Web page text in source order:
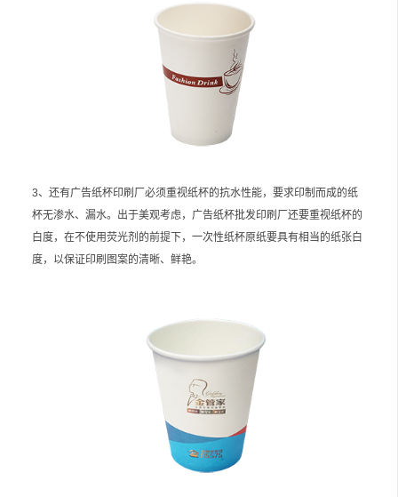
3、还有广告纸杯印刷厂必须重视纸杯的抗水性能，要求印制而成的纸
杯无渗水、漏水。出于美观考虑，广告纸杯批发印刷厂还要重视纸杯的
白度，在不使用荧光剂的前提下，一次性纸杯原纸要具有相当的纸张白
度，以保证印刷图案的清晰、鲜艳。